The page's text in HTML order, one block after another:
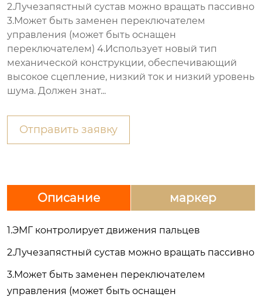
2.Лучезапястный сустав можно вращать пассивно
3.Может быть заменен переключателем
управления (может быть оснащен
переключателем) 4.Использует новый тип
механической конструкции, обеспечивающий
высокое сцепление, низкий ток и низкий уровень
шума. Должен знат...
Отправить заявку
Описание маркер
1.ЭМГ контролирует движения пальцев
2.Лучезапястный сустав можно вращать пассивно
3.Может быть заменен переключателем
управления (может быть оснащен